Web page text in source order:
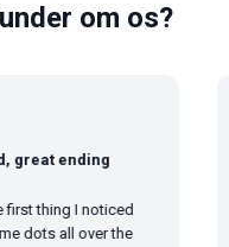
om os?
ending
thing I noticed
dots all over the